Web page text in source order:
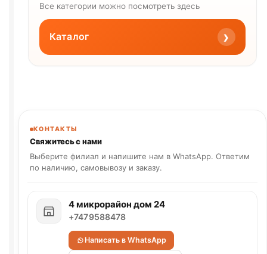
Все категории можно посмотреть здесь
Каталог ›
КОНТАКТЫ
Свяжитесь с нами
Выберите филиал и напишите нам в WhatsApp. Ответим
по наличию, самовывозу и заказу.
4 микрорайон дом 24
+7479588478
Написать в WhatsApp